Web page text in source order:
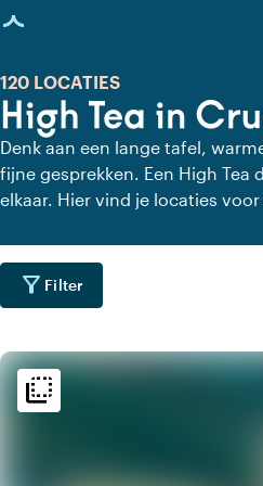
geladen
High Tea in
120 LOCATIES
Denk aan een lange tafel,
fijne gesprekken. Een High
elkaar. Hier vind je locaties
heel lekker eten. Even geen
elkaar en de lekkernijen.
filter_alt Filter
flip_to_back
flip_to_back